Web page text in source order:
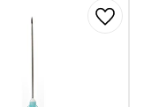
Gem